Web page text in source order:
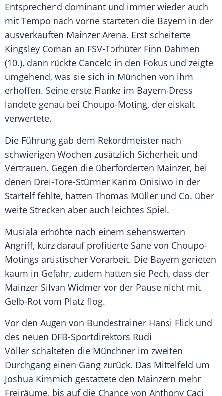
Entsprechend dominant und immer wieder auch
mit Tempo nach vorne starteten die Bayern in der
ausverkauften Mainzer Arena. Erst scheiterte
Kingsley Coman an FSV-Torhüter Finn Dahmen
(10.), dann rückte Cancelo in den Fokus und zeigte
umgehend, was sie sich in München von ihm
erhoffen. Seine erste Flanke im Bayern-Dress
landete genau bei Choupo-Moting, der eiskalt
verwertete.
Die Führung gab dem Rekordmeister nach
schwierigen Wochen zusätzlich Sicherheit und
Vertrauen. Gegen die überforderten Mainzer, bei
denen Drei-Tore-Stürmer Karim Onisiwo in der
Startelf fehlte, hatten Thomas Müller und Co. über
weite Strecken aber auch leichtes Spiel.
Musiala erhöhte nach einem sehenswerten
Angriff, kurz darauf profitierte Sane von Choupo-
Motings artistischer Vorarbeit. Die Bayern gerieten
kaum in Gefahr, zudem hatten sie Pech, dass der
Mainzer Silvan Widmer vor der Pause nicht mit
Gelb-Rot vom Platz flog.
Vor den Augen von Bundestrainer Hansi Flick und
des neuen DFB-Sportdirektors Rudi
Völler schalteten die Münchner im zweiten
Durchgang einen Gang zurück. Das Mittelfeld um
Joshua Kimmich gestattete den Mainzern mehr
Freiräume, bis auf die Chance von Anthony Caci